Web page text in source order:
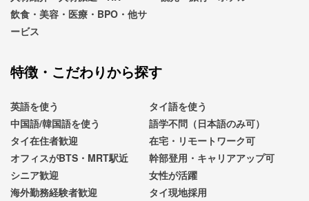
飲食・美容・医療・BPO・他サ
ービス
特徴・こだわりから探す
英語を使う
タイ語を使う
中国語/韓国語を使う
語学不問（日本語のみ可）
タイ在住者歓迎
在宅・リモートワーク可
オフィスがBTS・MRT駅近
幹部登用・キャリアアップ可
シニア歓迎
女性が活躍
海外勤務経験者歓迎
タイ現地採用